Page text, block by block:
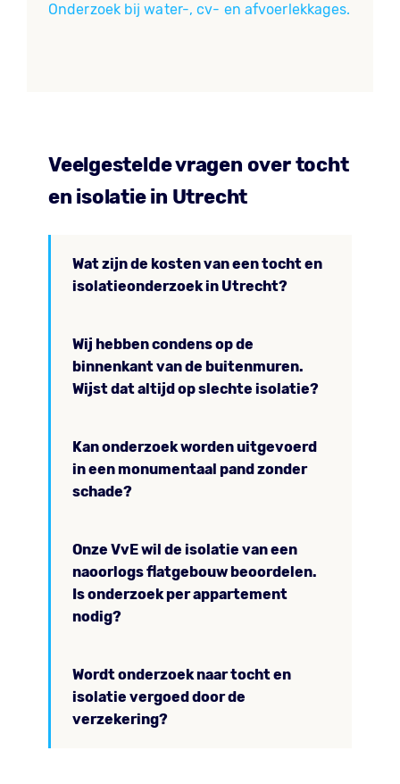
Onderzoek bij water-, cv- en afvoerlekkages.
Veelgestelde vragen over tocht
en isolatie in Utrecht
Wat zijn de kosten van een tocht en
isolatieonderzoek in Utrecht?
Wij hebben condens op de
binnenkant van de buitenmuren.
Wijst dat altijd op slechte isolatie?
Kan onderzoek worden uitgevoerd
in een monumentaal pand zonder
schade?
Onze VvE wil de isolatie van een
naoorlogs flatgebouw beoordelen.
Is onderzoek per appartement
nodig?
Wordt onderzoek naar tocht en
isolatie vergoed door de
verzekering?